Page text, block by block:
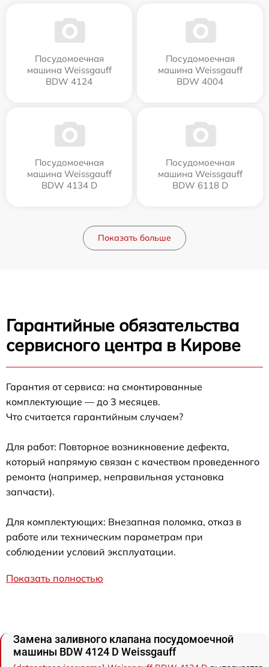
Посудомоечная
машина Weissgauff
BDW 4124
Посудомоечная
машина Weissgauff
BDW 4004
Посудомоечная
машина Weissgauff
BDW 4134 D
Посудомоечная
машина Weissgauff
BDW 6118 D
Показать больше
Гарантийные обязательства
сервисного центра в Кирове
Гарантия от сервиса: на смонтированные
комплектующие — до 3 месяцев.
Что считается гарантийным случаем?
Для работ: Повторное возникновение дефекта,
который напрямую связан с качеством проведенного
ремонта (например, неправильная установка
запчасти).
Для комплектующих: Внезапная поломка, отказ в
работе или техническим параметрам при
соблюдении условий эксплуатации.
Показать полностью
Замена заливного клапана посудомоечной
машины BDW 4124 D Weissgauff